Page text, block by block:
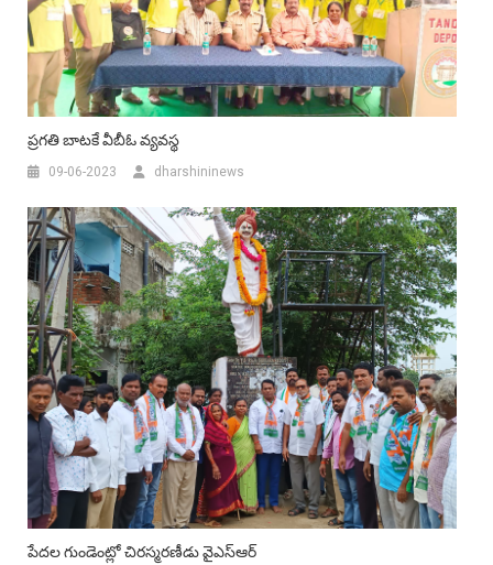
ప్రగతి బాటకే వీబీఓ వ్యవస్థ
09-06-2023 dharshininews
పేదల గుండెంట్లో చిరస్మరణీడు వైఎస్ఆర్